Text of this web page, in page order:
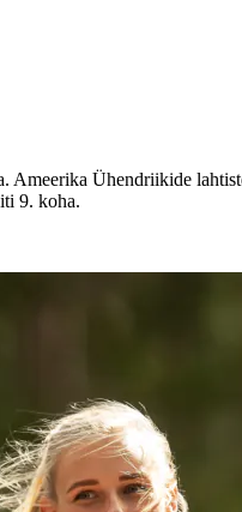
Ameerika Ühendriikide
9. koha.